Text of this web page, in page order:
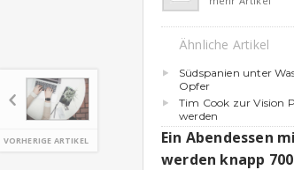
VORHERIGE ARTIKEL
Ähnliche Artikel
Südspanien unter
Opfer
Tim Cook zur Vision
werden
Ein Abendessen
werden knapp